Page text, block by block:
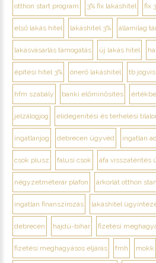
otthon start program 3% fix lakáshitel fix
első lakás hitel lakáshitel 3% államilag
lakásvásárlás támogatás új lakás hitel
építési hitel 3% önerő lakáshitel tb
hfm szabály banki előminősítés
jelzálogjog elidegenítési és terhelési
ingatlanjog debrecen ügyvéd ingatlan
csok plusz falusi csok áfa visszatérítés
négyzetméterár plafon árkorlát otthon
ingatlan finanszírozás lakáshitel
debrecen hajdú-bihar fizetési
fizetési meghagyásos eljárás fmh mokk